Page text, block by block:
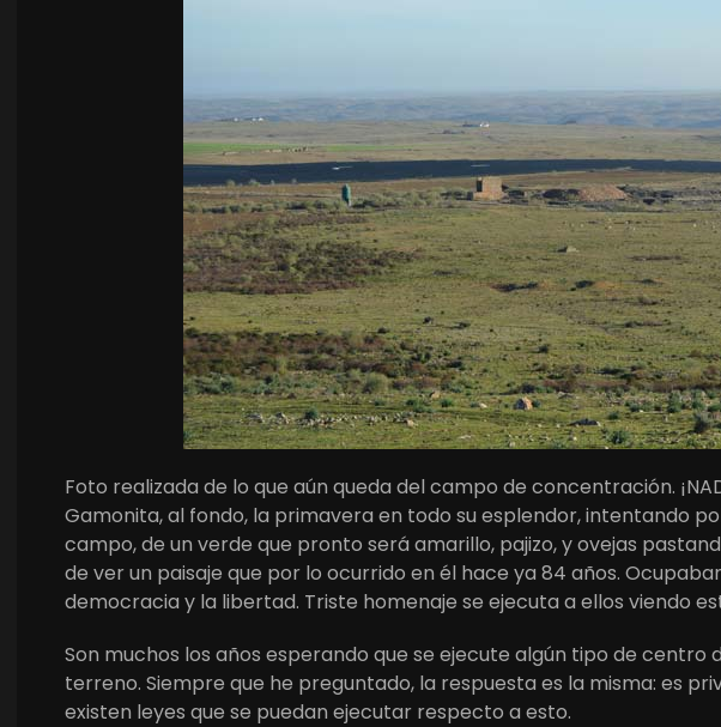
Foto realizada de lo que aún queda del campo de concentración.
Gamonita, al fondo, la primavera en todo su esplendor, intentando
campo, de un verde que pronto será amarillo, pajizo, y ovejas
de ver un paisaje que por lo ocurrido en él hace ya 84 años.
democracia y la libertad. Triste homenaje se ejecuta a ellos viendo
Son muchos los años esperando que se ejecute algún tipo de
terreno. Siempre que he preguntado, la respuesta es la misma: es
existen leyes que se puedan ejecutar respecto a esto.